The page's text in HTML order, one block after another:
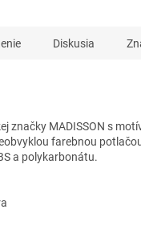
Diskusia
značky MADISSON s
farebnou
a polykarbonátu.